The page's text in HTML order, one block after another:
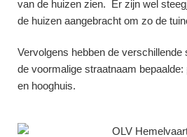
van de huizen zien. Er zijn wel
de huizen aangebracht om zo de
Vervolgens hebben de verschillende
de voormalige straatnaam
en hooghuis.